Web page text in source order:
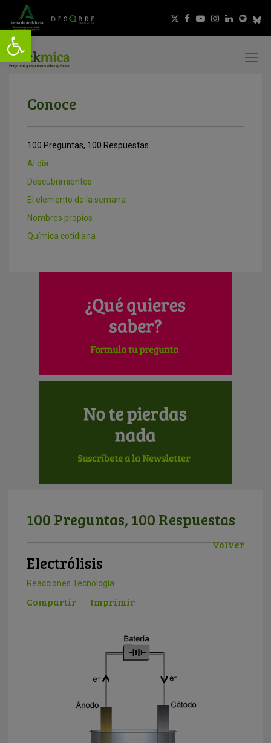
Conoce
100 Preguntas, 100 Respuestas
Al día
Descubrimientos
El elemento de la semana
Nombres propios
Química cotidiana
100 Preguntas, 100 Respuestas
Volver
Electrólisis
Reacciones Tecnología
Compartir Imprimir